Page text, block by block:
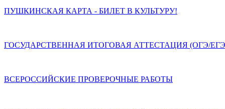
ПУШКИНСКАЯ КАРТА - БИЛЕТ В КУЛЬТУРУ!
ГОСУДАРСТВЕННАЯ ИТОГОВАЯ АТТЕСТАЦИЯ (ОГЭ/
ВСЕРОССИЙСКИЕ ПРОВЕРОЧНЫЕ РАБОТЫ